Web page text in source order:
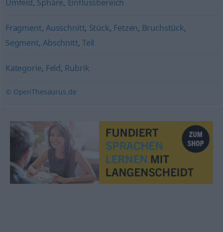
Umfeld, Sphäre, Einflussbereich
Fragment, Ausschnitt, Stück, Fetzen, Bruchstück,
Segment,Abschnitt, Teil
Kategorie, Feld, Rubrik
© OpenThesaurus.de